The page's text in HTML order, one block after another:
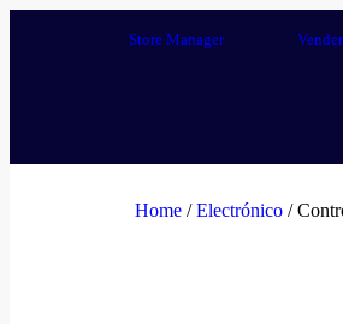
Store Manager
Home /Electrónico /